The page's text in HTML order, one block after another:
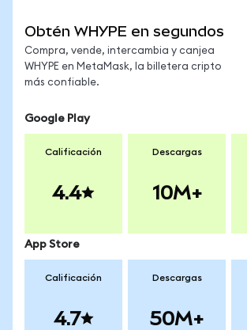
Obtén WHYPE en segundos
Compra, vende, intercambia y canjea
WHYPE en MetaMask, la billetera cripto
más confiable.
Google Play
Calificación
4.4
Descargas
10M+
App Store
Calificación
4.7
Descargas
50M+